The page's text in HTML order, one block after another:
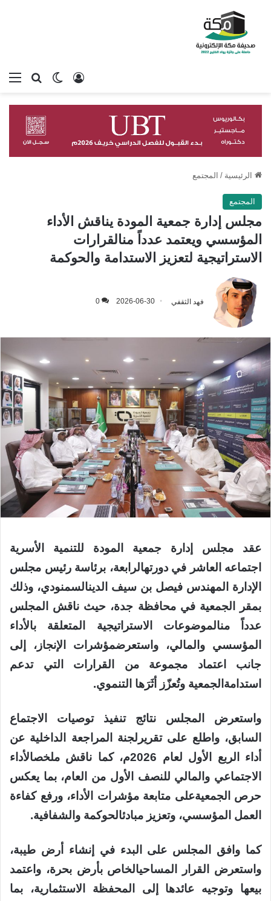
بحثالوضع
تسجيل الدخول
الرئيسية / المجتمع
المجتمع
مجلس إدارة جمعية المودة يناقش الأداء
المؤسسي ويعتمد عدداً منالقرارات
الاستراتيجية لتعزيز الاستدامة والحوكمة
فهد الثقفي 2026-06-30
0
عقد مجلس إدارة جمعية المودة للتنمية
الأسرية
اجتماعه العاشر في دورتهالرابعة، برئاسة رئيس مجلس
الإدارة
المهندس فيصل بن سيف الدينالسمنودي، وذلك
بمقر
الجمعية في محافظة جدة، حيث ناقش
المجلس
عددا
ًمنالموضوعات الاستراتيجية المتعلقة
بالأداء
المؤسسي
والمالي، واستعرضمؤشرات الإنجاز ،
إلى
جانب
اعتماد مجموعة من القرارات التي
تدعم
استدامة الجمعية وتعزز أثرها التنموي.
واستعرض المجلس نتائج تنفيذ توصيات
الاجتماع
السابق،واطلع على تقرير لجنة المراجعة الداخلية عن
أداء
الربع الأول لعام م،كما ناقش ملخصالأداء
الاجتماعي والمالي للنصف الأول من العام،بما يعكس
حرص
الجمعيةعلى متابعة مؤشرات الأداء،ورفع كفاءة
العمل المؤسسي، وتعزيز مبادئالحوكمة والشفافية.
كما وافق المجلس على البدء في إنشاء أرض طيبة،
واستعرض
القرار المساحيالخاص بأرض بحرة، واعتمد
بيعها
وتوجيه عائدها إلى المحفظة الاستثمارية، بما